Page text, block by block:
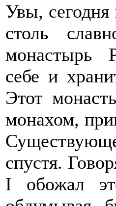
Увы, сегодня
столь
монастырь
себе и
Этот
монахом,
спустя.
I обожал